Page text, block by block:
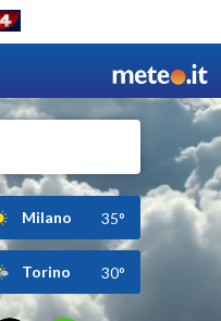
Milano 35°
Torino 30°